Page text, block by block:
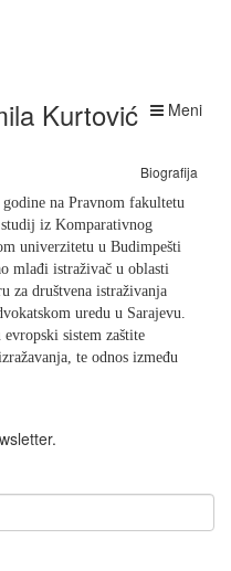
Meni
Kurtović
Biografija
na Pravnom fakultetu
iz Komparativnog
univerzitetu u Budimpešti
mlađi istraživač u oblasti
za društvena istraživanja
uredu u Sarajevu.
sistem zaštite
te odnos između